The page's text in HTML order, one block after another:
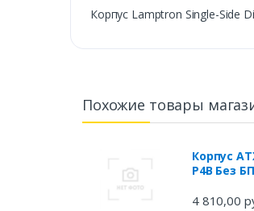
Корпус Lamptron Single-Side
Похожие товары
Корпус
P4B Без
4 810,00